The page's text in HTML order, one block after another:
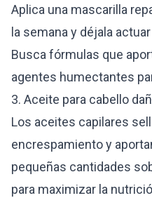
Aplica una mascarilla
la semana y déjala
Busca fórmulas que
agentes humectantes
3. Aceite para cabello
Los aceites capilares
encrespamiento y
pequeñas cantidades
para maximizar la